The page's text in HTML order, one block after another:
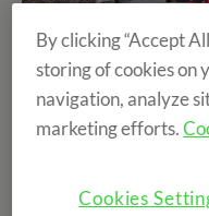
Setembre ja és aquí i
l'esperada o temuda
No obstant, encara no
Summer S.A. estem
setmana decolònies
By clicking “Accept
storing of cookies on
navigation, analyze
marketing efforts.
Cookies